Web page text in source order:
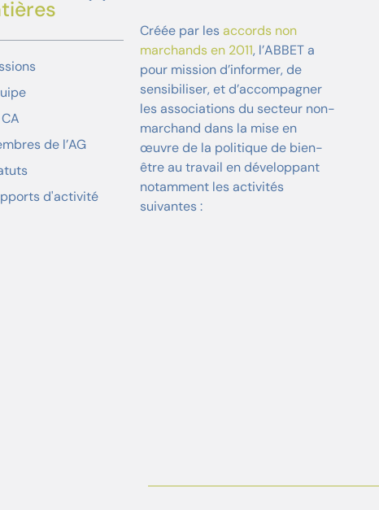
de l’AG
d'activité
Créée par lesaccords non
marchands en 2011, l’ABBET a
pour mission d’informer, de
sensibiliser, et d’accompagner
les associations du secteur non-
marchand dans la mise en
œuvre de la politique de bien-
être au travail en développant
notamment les activités
suivantes :